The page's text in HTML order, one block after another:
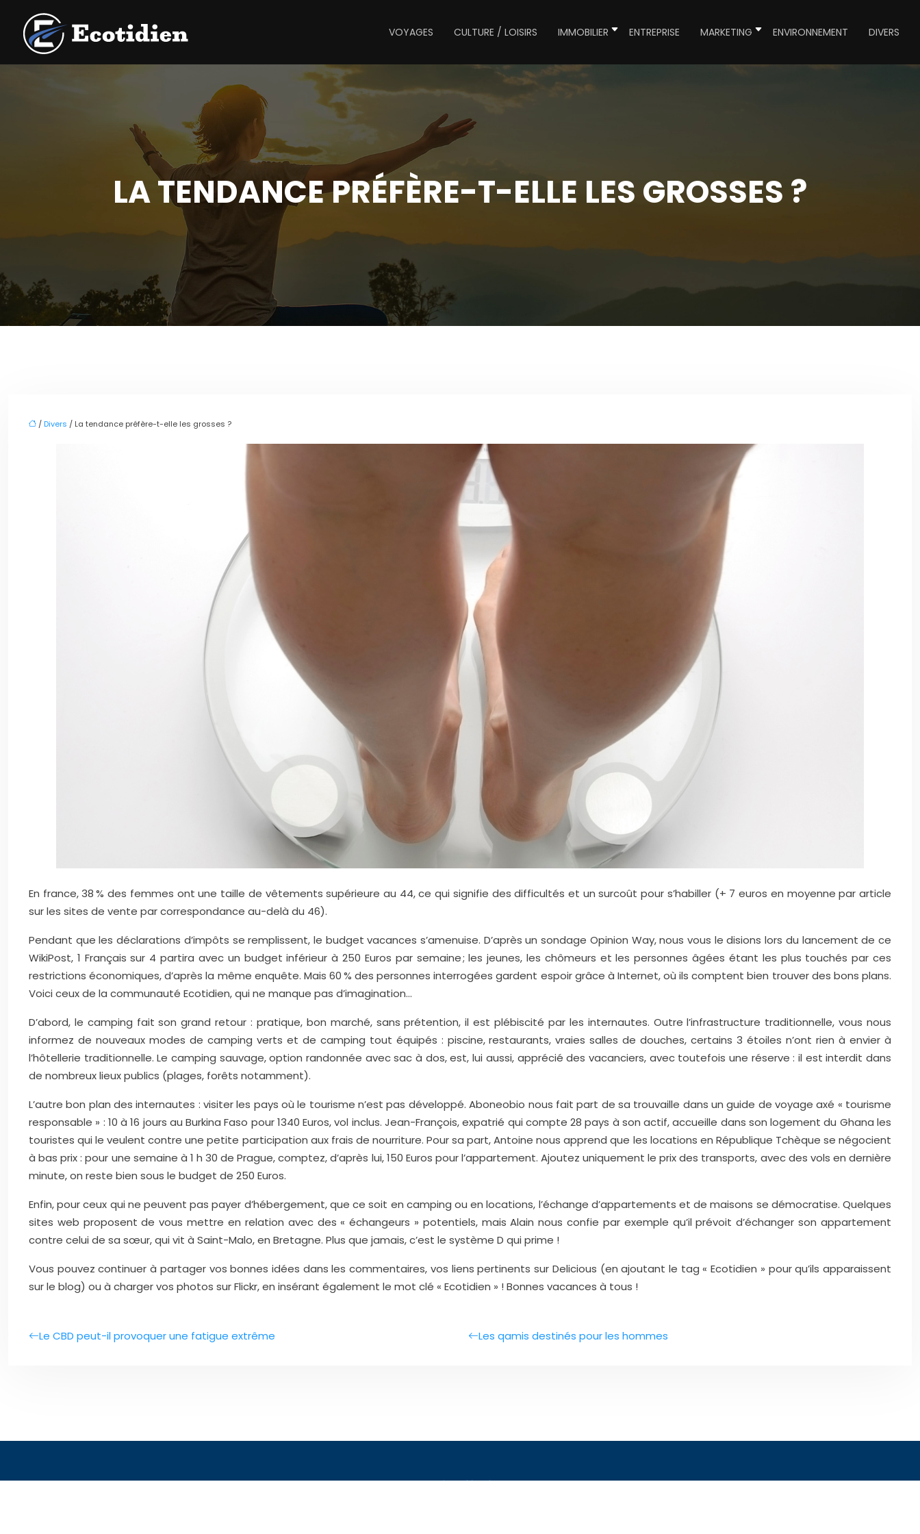
VOYAGES CULTURE / LOISIRS IMMOBILIER ENTREPRISE MARKETING ENVIRONNEMENT DIVERS
LA TENDANCE PRÉFÈRE-T-ELLE LES GROSSES ?
/ Divers / La tendance préfère-t-elle les grosses ?
En france, 38 % des femmes ont une taille de vêtements supérieure au 44, ce qui signifie des difficultés et un surcoût pour s’habiller (+ 7 euros en moyenne par article
sur les sites de vente par correspondance au-delà du 46).
Pendant que les déclarations d’impôts se remplissent, le budget vacances s’amenuise. D’après un sondage Opinion Way, nous vous le disions lors du lancement de ce
WikiPost, 1 Français sur 4 partira avec un budget inférieur à 250 Euros par semaine ; les jeunes, les chômeurs et les personnes âgées étant les plus touchés par ces
restrictions économiques, d’après la même enquête. Mais 60 % des personnes interrogées gardent espoir grâce à Internet, où ils comptent bien trouver des bons plans.
Voici ceux de la communauté Ecotidien, qui ne manque pas d’imagination…
D’abord, le camping fait son grand retour : pratique, bon marché, sans prétention, il est plébiscité par les internautes. Outre l’infrastructure traditionnelle, vous nous
informez de nouveaux modes de camping verts et de camping tout équipés : piscine, restaurants, vraies salles de douches, certains 3 étoiles n’ont rien à envier à
l’hôtellerie traditionnelle. Le camping sauvage, option randonnée avec sac à dos, est, lui aussi, apprécié des vacanciers, avec toutefois une réserve : il est interdit dans
de nombreux lieux publics (plages, forêts notamment).
L’autre bon plan des internautes : visiter les pays où le tourisme n’est pas développé. Aboneobio nous fait part de sa trouvaille dans un guide de voyage axé « tourisme
responsable » : 10 à 16 jours au Burkina Faso pour 1340 Euros, vol inclus. Jean-François, expatrié qui compte 28 pays à son actif, accueille dans son logement du Ghana les
touristes qui le veulent contre une petite participation aux frais de nourriture. Pour sa part, Antoine nous apprend que les locations en République Tchèque se négocient
à bas prix : pour une semaine à 1 h 30 de Prague, comptez, d’après lui, 150 Euros pour l’appartement. Ajoutez uniquement le prix des transports, avec des vols en dernière
minute, on reste bien sous le budget de 250 Euros.
Enfin, pour ceux qui ne peuvent pas payer d’hébergement, que ce soit en camping ou en locations, l’échange d’appartements et de maisons se démocratise. Quelques
sites web proposent de vous mettre en relation avec des « échangeurs » potentiels, mais Alain nous confie par exemple qu’il prévoit d’échanger son appartement
contre celui de sa sœur, qui vit à Saint-Malo, en Bretagne. Plus que jamais, c’est le système D qui prime !
Vous pouvez continuer à partager vos bonnes idées dans les commentaires, vos liens pertinents sur Delicious (en ajoutant le tag « Ecotidien » pour qu’ils apparaissent
sur le blog) ou à charger vos photos sur Flickr, en insérant également le mot clé « Ecotidien » ! Bonnes vacances à tous !
Le CBD peut-il provoquer une fatigue extrême Les qamis destinés pour les hommes
Mentions légales